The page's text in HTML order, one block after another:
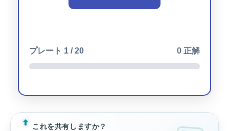
プレート 1 / 20 0 正解
これを共有しますか？